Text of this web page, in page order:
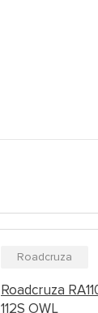
Roadcruza
Roadcruza
112S OWL